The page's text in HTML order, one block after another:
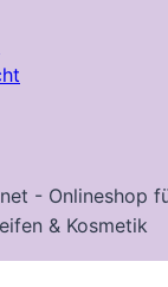
- Onlineshop
& Kosmetik